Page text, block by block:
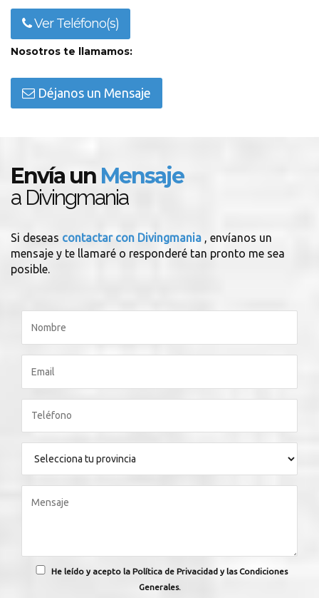
Ver Teléfono(s)
Nosotros te llamamos:
Déjanos un Mensaje
Envía un Mensaje
a Divingmania
Si deseas contactar con Divingmania , envíanos un
mensaje y te llamaré o responderé tan pronto me sea
posible.
He leído y acepto la Política de Privacidad y las Condiciones
Generales.